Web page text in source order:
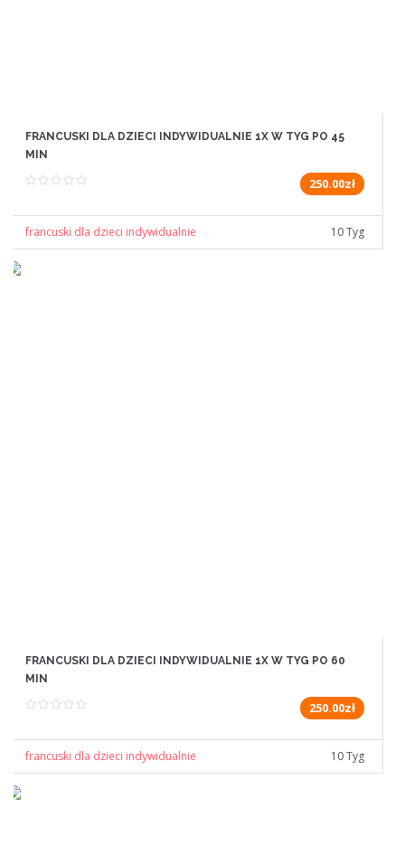
FRANCUSKI DLA DZIECI INDYWIDUALNIE 1X W TYG PO 45
MIN
250.00zł
francuski dla dzieci indywidualnie 10 Tyg
FRANCUSKI DLA DZIECI INDYWIDUALNIE 1X W TYG PO 60
MIN
250.00zł
francuski dla dzieci indywidualnie 10 Tyg